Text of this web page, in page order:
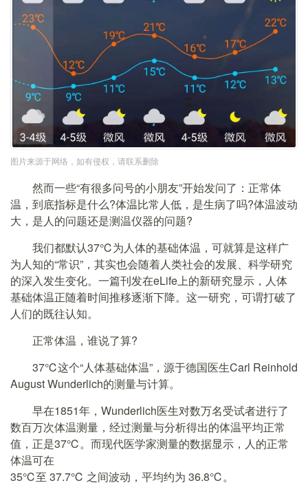
图片来源于网络，如有侵权，请联系删除
然而一些“有很多问号的小朋友”开始发问了：正常体
温，到底指标是什么?体温比常人低，是生病了吗?体温波动
大，是人的问题还是测温仪器的问题?
我们都默认37℃为人体的基础体温，可就算是这样广
为人知的“常识”，其实也会随着人类社会的发展、科学研究
的深入发生变化。一篇刊发在eLife上的新研究显示，人体
基础体温正随着时间推移逐渐下降。这一研究，可谓打破了
人们的既往认知。
正常体温，谁说了算?
37℃这个“人体基础体温”，源于德国医生Carl Reinhold
August Wunderlich的测量与计算。
早在1851年，Wunderlich医生对数万名受试者进行了
数百万次体温测量，经过测量与分析得出的体温平均正常
值，正是37℃。而现代医学家测量的数据显示，人的正常
体温可在
35℃至 37.7℃ 之间波动，平均约为 36.8℃。